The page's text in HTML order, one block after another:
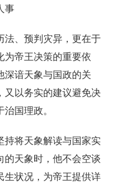
事
法、预判灾异，更在于
为帝王决策的重要依
深谙天象与国政的关
又以务实的建议避免决
国理政。
持将天象解读与国家实
的天象时，他不会空谈
生状况，为帝王提供详